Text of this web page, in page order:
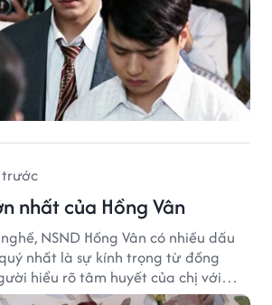
nhất của Hồng Vân
NSND Hồng Vân có nhiều dấu
nhất là sự kính trọng từ đồng
hiểu rõ tâm huyết của chị với